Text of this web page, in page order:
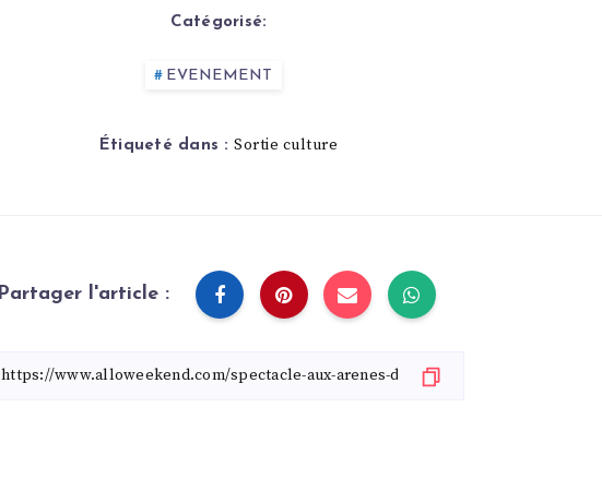
Catégorisé:
EVENEMENT
Étiqueté dans : Sortie culture
Partager l'article :